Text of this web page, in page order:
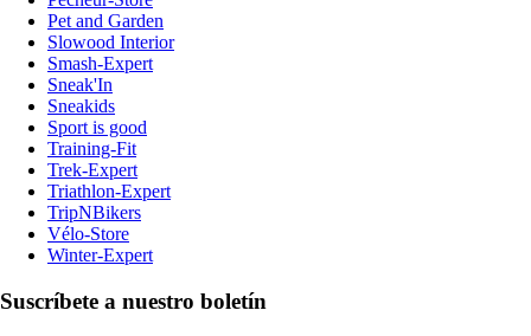
Pet and Garden
Slowood Interior
Smash-Expert
Sneak'In
Sneakids
Sport is good
Training-Fit
Trek-Expert
Triathlon-Expert
TripNBikers
Vélo-Store
Winter-Expert
Suscríbete a nuestro boletín